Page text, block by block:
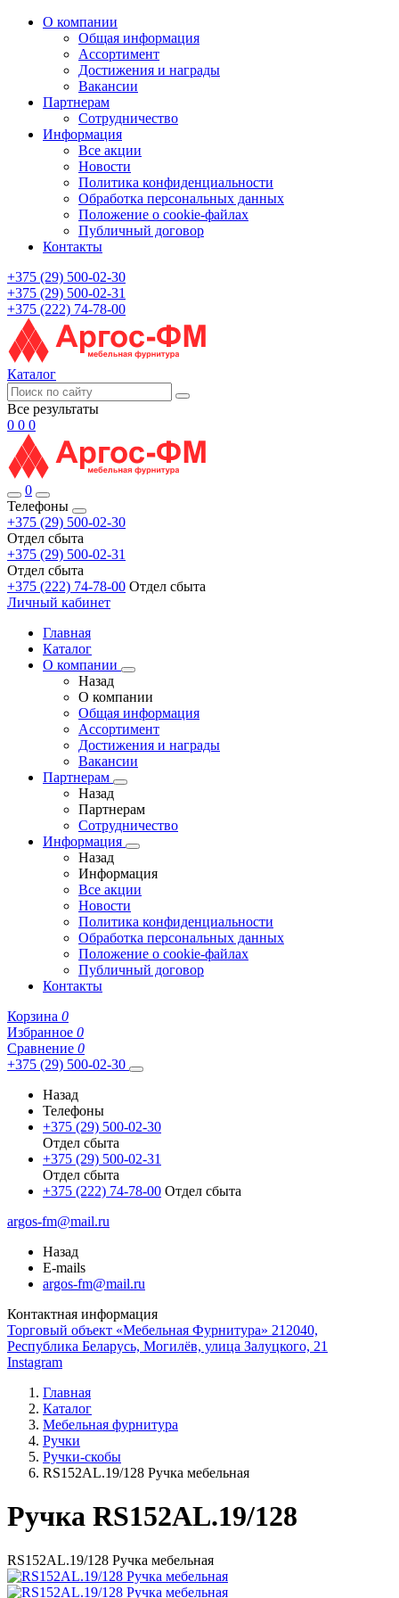
О компании
Общая информация
Ассортимент
Достижения и награды
Вакансии
Партнерам
Сотрудничество
Информация
Все акции
Новости
Политика конфиденциальности
Обработка персональных данных
Положение о cookie-файлах
Публичный договор
Контакты
+375 (29) 500-02-30
+375 (29) 500-02-31
+375 (222) 74-78-00
Каталог
Все результаты
0 0 0
0
Телефоны
+375 (29) 500-02-30
Отдел сбыта
+375 (29) 500-02-31
Отдел сбыта
+375 (222) 74-78-00 Отдел сбыта
Личный кабинет
Главная
Каталог
О компании
Назад
О компании
Общая информация
Ассортимент
Достижения и награды
Вакансии
Партнерам
Назад
Партнерам
Сотрудничество
Информация
Назад
Информация
Все акции
Новости
Политика конфиденциальности
Обработка персональных данных
Положение о cookie-файлах
Публичный договор
Контакты
Корзина 0
Избранное 0
Сравнение 0
+375 (29) 500-02-30
Назад
Телефоны
+375 (29) 500-02-30
Отдел сбыта
+375 (29) 500-02-31
Отдел сбыта
+375 (222) 74-78-00 Отдел сбыта
argos-fm@mail.ru
Назад
E-mails
argos-fm@mail.ru
Контактная информация
Торговый объект «Мебельная Фурнитура» 212040,
Республика Беларусь, Могилёв, улица Залуцкого, 21
Instagram
Главная
Каталог
Мебельная фурнитура
Ручки
Ручки-скобы
RS152AL.19/128 Ручка мебельная
Ручка RS152AL.19/128
RS152AL.19/128 Ручка мебельная